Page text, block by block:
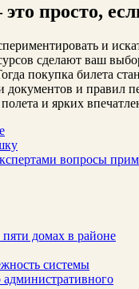
просто,
и
сделают ваш
покупка билета
документов и правил
и ярких
вопросы
домах в районе
системы
административного